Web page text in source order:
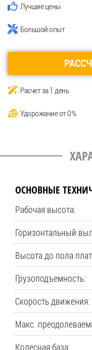
Лучшие цены
Большой опыт
Расчет за 1 день
Удорожание от 0%
ОСНОВНЫЕ
Рабочая высота:
Горизонтальный
Высота до пола
Грузоподъемность:
Скорость движения:
Макс.
Колесная база: